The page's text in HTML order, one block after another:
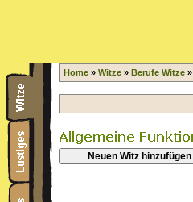
Home » Witze » Berufe Witze »
Neuen Witz hinzufügen